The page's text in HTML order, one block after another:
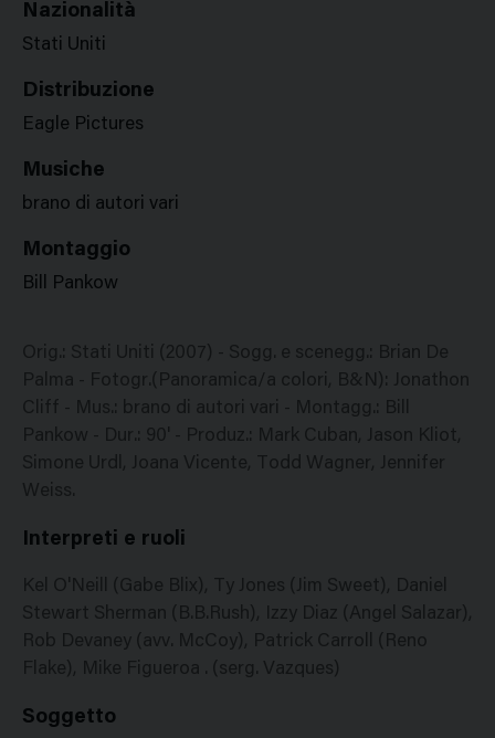
Nazionalità
Stati Uniti
Distribuzione
Eagle Pictures
Musiche
brano di autori vari
Montaggio
Bill Pankow
Orig.: Stati Uniti (2007) - Sogg. e scenegg.: Brian De
Palma - Fotogr.(Panoramica/a colori, B&N): Jonathon
Cliff - Mus.: brano di autori vari - Montagg.: Bill
Pankow - Dur.: 90' - Produz.: Mark Cuban, Jason Kliot,
Simone Urdl, Joana Vicente, Todd Wagner, Jennifer
Weiss.
Interpreti e ruoli
Kel O'Neill (Gabe Blix), Ty Jones (Jim Sweet), Daniel
Stewart Sherman (B.B.Rush), Izzy Diaz (Angel Salazar),
Rob Devaney (avv. McCoy), Patrick Carroll (Reno
Flake), Mike Figueroa . (serg. Vazques)
Soggetto